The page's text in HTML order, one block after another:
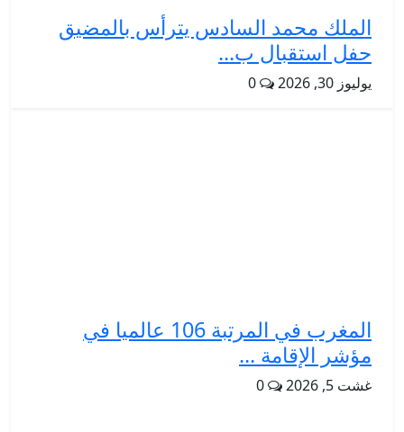
الملك محمد السادس يترأس بالمضيق
حفل استقبال ب...
يوليوز 30, 2026 0
المغرب في المرتبة 106 عالميا في
مؤشر الإقامة ...
غشت 5, 2026 0